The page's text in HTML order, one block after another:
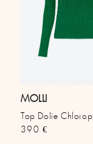
MOLLI
Top Dolie
Prix habituel
390 €